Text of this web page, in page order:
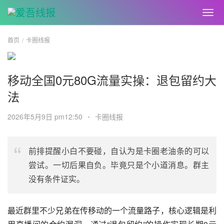
首页 卡圈线报
移动全国0元80G流量实操：退包留约大
法
2026年5月9日 pm12:50 • 卡圈线报
前排提醒小白不要碰，自认为是卡圈老油条的可以
尝试。一切后果自负。毕竟只是个小道消息。群主
没有条件证实。
最近群里不少兄弟在传移动的一个流量路子，核心逻辑是利